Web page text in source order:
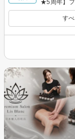
★5周年】
す